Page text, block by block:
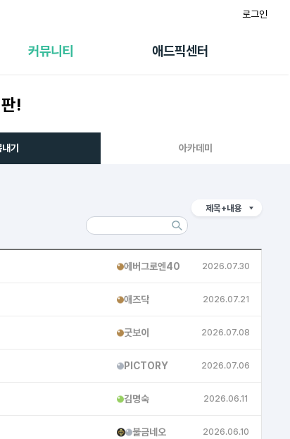
로그인
커뮤니티 애드픽센터
랭킹
멤버십 센터
!
기 아카데미
제목+내용
에버그로엔40 열공2026.07.30
애즈닥 2026.07.21
굿보이 2026.07.08
PICTORY 2026.07.06
김명숙 2026.06.11
불금네오 쇼핑2026.06.10